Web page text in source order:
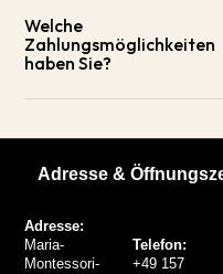
Welche
Zahlungsmöglichkeiten
haben Sie?
Adresse &
Adresse:
Maria-
Montessori-
Telefon:
+49 157